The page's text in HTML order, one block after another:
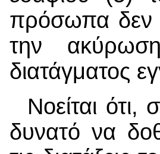
πρόσωπα δεν
την
διατάγματος
Νοείται
δυνατό να